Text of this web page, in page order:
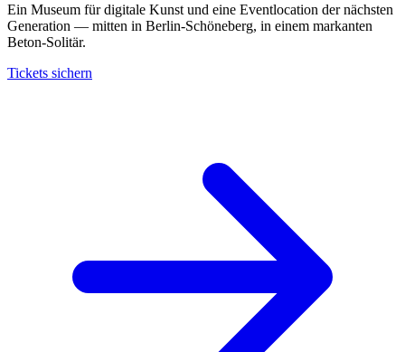
Ein Museum für digitale Kunst und eine Eventlocation der nächsten
Generation — mitten in Berlin-Schöneberg, in einem markanten
Beton-Solitär.
Tickets sichern